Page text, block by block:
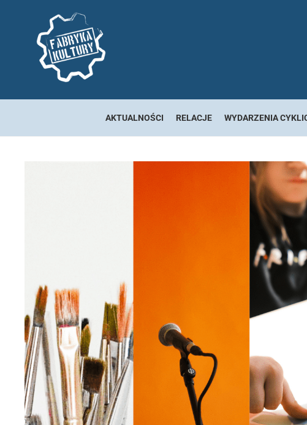
AKTUALNOŚCI RELACJE WYDARZENIA